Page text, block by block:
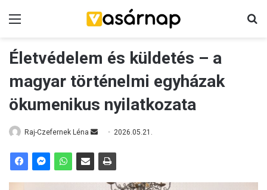
Életvédelem és küldetés – a
magyar történelmi egyházak
ökumenikus nyilatkozata
Raj-Czefernek Léna 2026.05.21.